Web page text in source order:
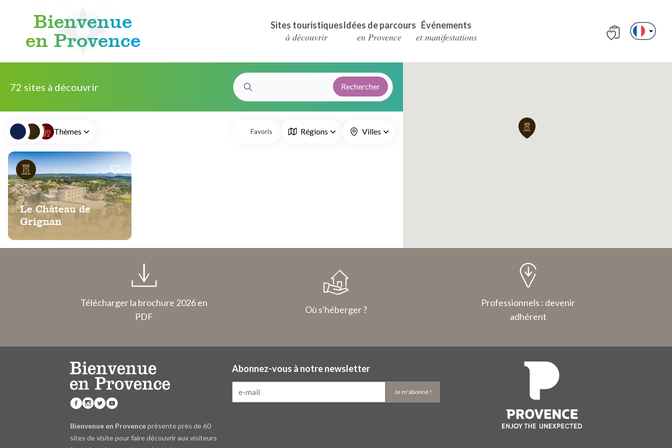
Bienvenue
en Provence
Sites touristiques
à découvrir
Idées de parcours
en Provence
Événements
et manifestations
72 sites à découvrir Rechercher
Thèmes Favoris Régions Villes
Le Château de
Grignan
Télécharger la brochure 2026 en
PDF
Où s'héberger ?
Professionnels : devenir
adhérent
Bienvenue en Provenceprésente près de 60
sites de visite pour faire découvrir aux visiteurs
Abonnez-vous à notre newsletter